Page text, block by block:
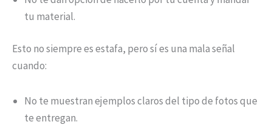
tu material.
Esto no siempre es estafa, pero sí es una mala señal
cuando:
No te muestran ejemplos claros del tipo de fotos que
te entregan.